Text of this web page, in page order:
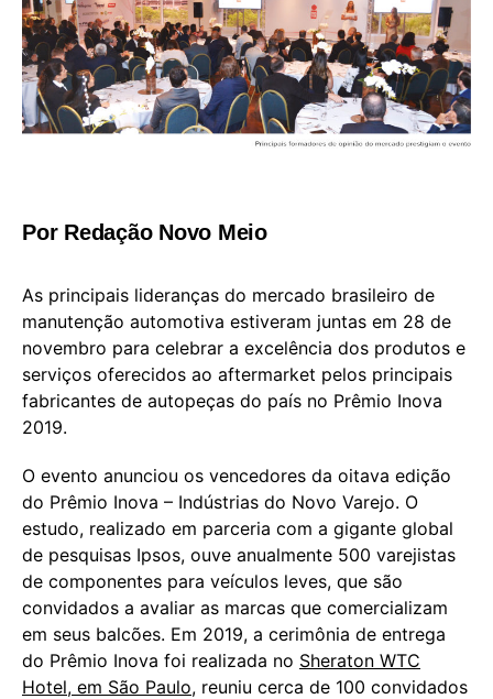
Por Redação Novo Meio
As principais lideranças do mercado brasileiro de
manutenção automotiva estiveram juntas em 28 de
novembro para celebrar a excelência dos produtos e
serviços oferecidos ao aftermarket pelos principais
fabricantes de autopeças do país no Prêmio Inova
2019.
O evento anunciou os vencedores da oitava edição
do Prêmio Inova – Indústrias do Novo Varejo. O
estudo, realizado em parceria com a gigante global
de pesquisas Ipsos, ouve anualmente 500 varejistas
de componentes para veículos leves, que são
convidados a avaliar as marcas que comercializam
em seus balcões. Em 2019, a cerimônia de entrega
do Prêmio Inova foi realizada no Sheraton WTC
Hotel, em São Paulo, reuniu cerca de 100 convidados